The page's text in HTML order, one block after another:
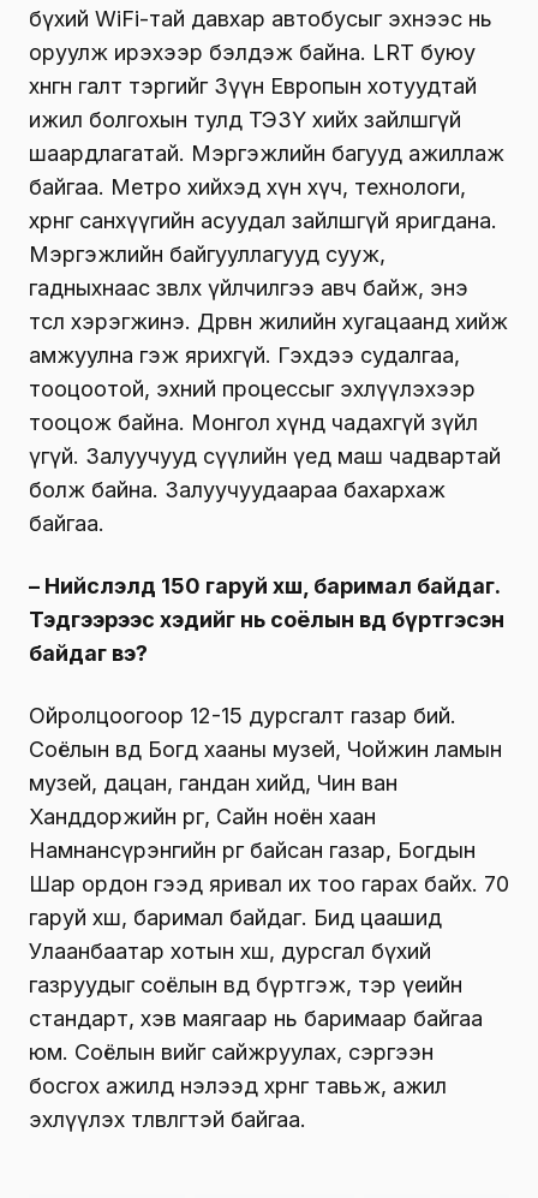
бүхий WiFi-тай давхар автобусыг эхнээс нь
оруулж ирэхээр бэлдэж байна. LRT буюу
хөнгөн галт тэргийг Зүүн Европын хотуудтай
ижил болгохын тулд ТЭЗҮ хийх зайлшгүй
шаардлагатай. Мэргэжлийн багууд ажиллаж
байгаа. Метро хийхэд хүн хүч, технологи,
хөрөнгө санхүүгийн асуудал зайлшгүй яригдана.
Мэргэжлийн байгууллагууд сууж,
гадныхнаас зөвлөх үйлчилгээ авч байж, энэ
төсөл хэрэгжинэ. Дөрвөн жилийн хугацаанд хийж
амжуулна гэж ярихгүй. Гэхдээ судалгаа,
тооцоотой, эхний процессыг эхлүүлэхээр
тооцож байна. Монгол хүнд чадахгүй зүйл
үгүй. Залуучууд сүүлийн үед маш чадвартай
болж байна. Залуучуудаараа бахархаж
байгаа.
– Нийслэлд 150 гаруй хөшөө, баримал байдаг.
Тэдгээрээс хэдийг нь соёлын өвд бүртгэсэн
байдаг вэ?
Ойролцоогоор 12-15 дурсгалт газар бий.
Соёлын өвд Богд хааны музей, Чойжин ламын
музей, дацан, гандан хийд, Чин ван
Ханддоржийн өргөө, Сайн ноён хаан
Намнансүрэнгийн өргөө байсан газар, Богдын
Шар ордон гээд яривал их тоо гарах байх. 70
гаруй хөшөө, баримал байдаг. Бид цаашид
Улаанбаатар хотын хөшөө, дурсгал бүхий
газруудыг соёлын өвд бүртгэж, тэр үеийн
стандарт, хэв маягаар нь баримаар байгаа
юм. Соёлын өвийг сайжруулах, сэргээн
босгох ажилд нэлээд хөрөнгө тавьж, ажил
эхлүүлэх төлөвлөгөөтэй байгаа.